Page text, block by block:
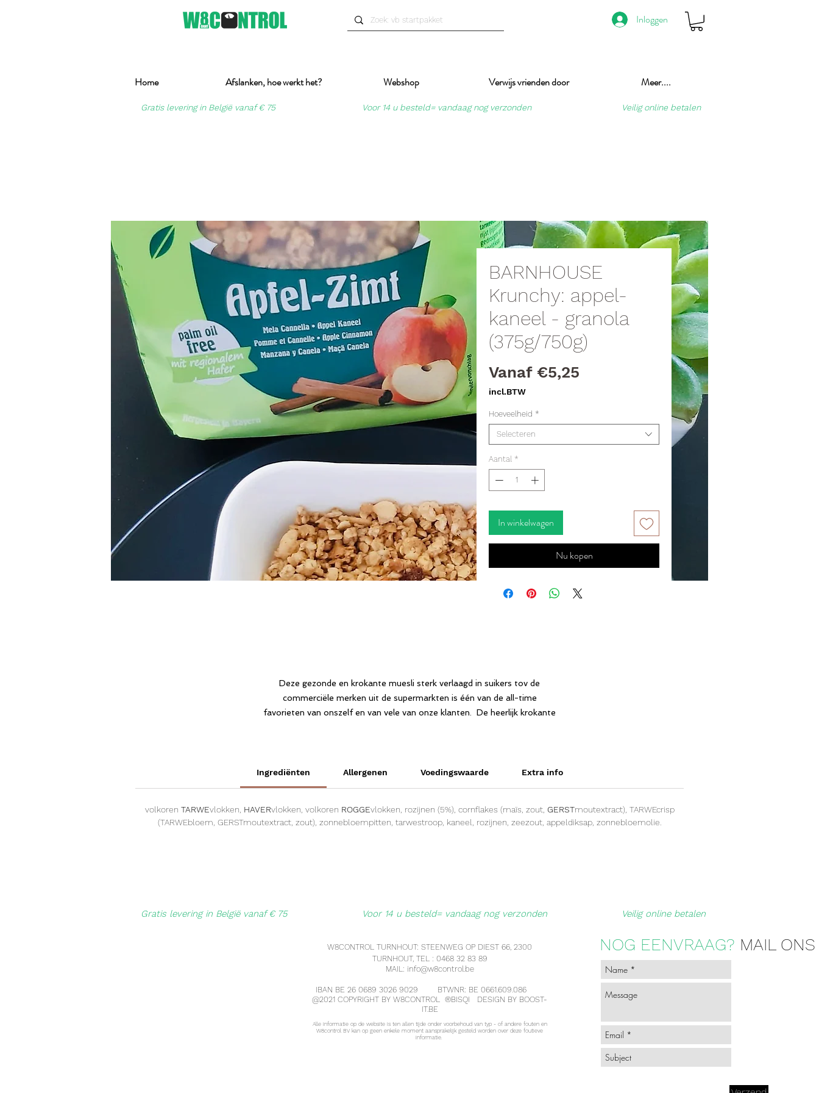
Inloggen
Home Afslanken, hoe werkt het? Webshop Verwijs vrienden door Meer....
Gratis levering in België vanaf € 75 Voor 14 u besteld= vandaag nog verzonden Veilig online betalen
BARNHOUSE
Krunchy: appel-
kaneel - granola
(375g/750g)
Vanaf €5,25 Verkoopprijs
incl.BTW
Hoeveelheid *
Selecteren
Aantal *
In winkelwagen
Nu kopen
Deze gezonde en krokante muesli sterk verlaagd in suikers tov de
commerciële merken uit de supermarkten is één van de all-time
favorieten van onszelf en van vele van onze klanten. De heerlijk krokante
Ingrediënten
Allergenen Voedingswaarde Extra info
volkoren TARWEvlokken, HAVERvlokken, volkoren ROGGEvlokken, rozijnen (5%), cornflakes (maïs, zout, GERSTmoutextract), TARWEcrisp
(TARWEbloem, GERSTmoutextract, zout), zonnebloempitten, tarwestroop, kaneel, rozijnen, zeezout, appeldiksap, zonnebloemolie.
Gratis levering in België vanaf € 75 Voor 14 u besteld= vandaag nog verzonden Veilig online betalen
W8CONTROL TURNHOUT: STEENWEG OP DIEST 66, 2300
TURNHOUT, TEL : 0468 32 83 89
MAIL: info@w8control.be
IBAN BE 26 0689 3026 9029 BTWNR: BE 0661.609.086
@2021 COPYRIGHT BY W8CONTROL ®BISQI
DESIGN BY BOOST-
IT.BE
Alle informatie op de website is ten allen tijde onder voorbehoud van typ - of andere fouten en
W8control BV kan op geen enkele moment aansprakelijk gesteld worden over deze foutieve
informatie.
NOG EENVRAAG? MAIL ONS